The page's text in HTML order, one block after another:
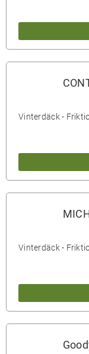
Vinterdäck -
Vinterdäck -